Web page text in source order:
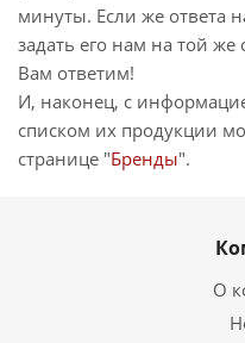
минуты. Если же ответа
задать его нам на той
Вам ответим!
И, наконец, с
списком их продукции
странице "Бренды".
О